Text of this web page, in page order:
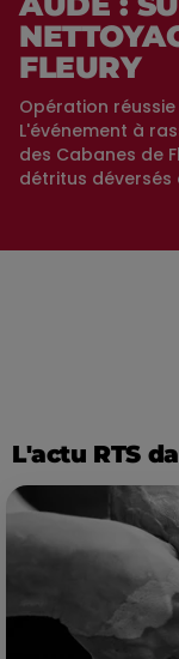
FLEURY
Opération
L'événement à
des Cabanes de
détritus
L'actu RTS